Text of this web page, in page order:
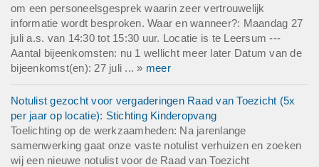
om een personeelsgesprek waarin zeer vertrouwelijk
informatie wordt besproken. Waar en wanneer?: Maandag 27
juli a.s. van 14:30 tot 15:30 uur. Locatie is te Leersum ---
Aantal bijeenkomsten: nu 1 wellicht meer later Datum van de
bijeenkomst(en): 27 juli ... » meer
Notulist gezocht voor vergaderingen Raad van Toezicht (5x
per jaar op locatie): Stichting Kinderopvang
Toelichting op de werkzaamheden: Na jarenlange
samenwerking gaat onze vaste notulist verhuizen en zoeken
wij een nieuwe notulist voor de Raad van Toezicht